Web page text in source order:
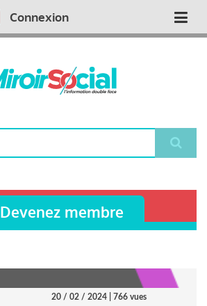
Connexion
Devenez membre
20 / 02 / 2024 | 766 vues